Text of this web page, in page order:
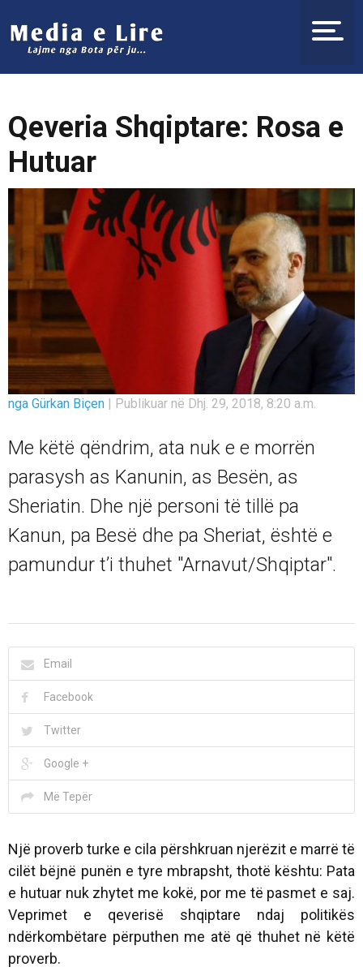
Qeveria Shqiptare: Rosa e
Hutuar
nga Gürkan Biçen | Publikuar në Dhj. 29, 2018, 8:20 a.m.
Me këtë qëndrim, ata nuk e e morrën
parasysh as Kanunin, as Besën, as
Sheriatin. Dhe një personi të tillë pa
Kanun, pa Besë dhe pa Sheriat, është e
pamundur t’i thuhet "Arnavut/Shqiptar".
Email
Facebook
Twitter
Google +
Më Tepër
Një proverb turke e cila përshkruan njerëzit e marrë të
cilët bëjnë punën e tyre mbrapsht, thotë kështu: Pata
e hutuar nuk zhytet me kokë, por me të pasmet e saj.
Veprimet e qeverisë shqiptare ndaj politikës
ndërkombëtare përputhen me atë që thuhet në këtë
proverb.